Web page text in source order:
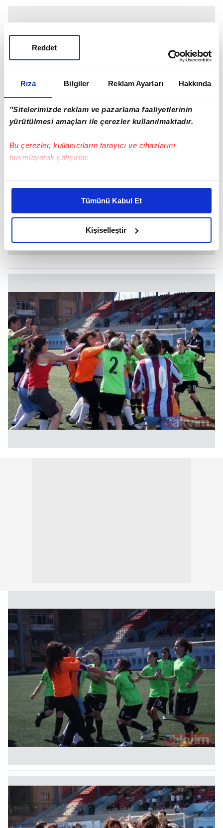
Rıza Bilgiler Reklam Ayarları Hakkında
"Sitelerimizde reklam ve pazarlama faaliyetlerinin
yürütülmesi amaçları ile çerezler kullanılmaktadır.
Bu çerezler, kullanıcıların tarayıcı ve cihazlarını
tanımlayarak çalışırlar.
Bu çerezlere izin vermeniz halinde sizlere özel
daha iyi reklam deneyimi yaşatabiliriz. Bunu yaparken
amacımızın size daha iyi bir reklam deneyimi sunmak
olduğunu ve sizlere en iyi içerikleri sunabilmek adına
elimizden gelen çabayı gösterdiğimizi ve bu noktada,
reklamların maliyetlerimizi karşılamak noktasında tek gelir
takdirde, kullanıcılara hedefli reklamlar
gösterilmeyecektir."
Sizlere daha iyi bir hizmet sunabilmek için İnternet
Sitemizde kendimize ve üçüncü kişilere ait çerezler
kullanılmaktadır. Bu çerezler vasıtasıyla çeşitli kişisel
verileriniz işlenmekte olup gerekli olan çerezler bilgi
toplumu hizmetlerinin sunulması amacıyla
kullanılmaktadır. Diğer çerezler, sitemizin daha işlevsel
kılınması ve kişiselleştirilmesi ve sizlere yönelik
reklam/pazarlama faaliyetlerinin yapılması, amaçlarıyla
sınırlı olarak açık rızanız dahilinde kullanılacaktır.
Tümünü Kabul Et
Kişiselleştir
Reddet